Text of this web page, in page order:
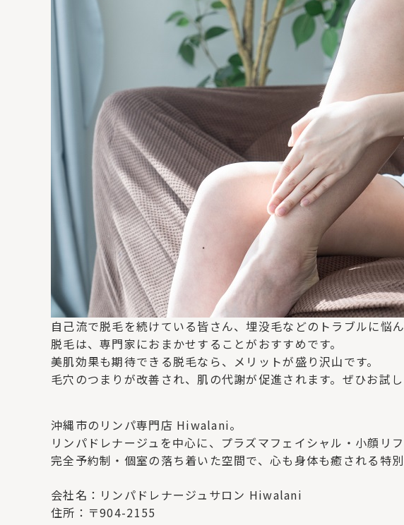
自己流で脱毛を続けている皆さん、埋没毛などのトラブルに悩ん
脱毛は、専門家におまかせすることがおすすめです。
美肌効果も期待できる脱毛なら、メリットが盛り沢山です。
毛穴のつまりが改善され、肌の代謝が促進されます。ぜひお試し
沖縄市のリンパ専門店 Hiwalani。
リンパドレナージュを中心に、プラズマフェイシャル・小顔リ
完全予約制・個室の落ち着いた空間で、心も身体も癒される特別
会社名：リンパドレナージュサロン Hiwalani
住所：〒904-2155